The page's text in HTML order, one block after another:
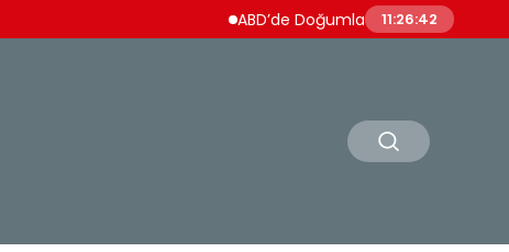
ABD’de Doğumla Vatandaşlık
11:26:43